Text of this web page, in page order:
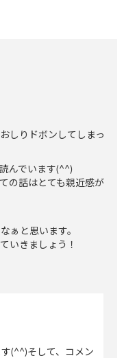
しりドボンしてしまっ
んでいます(^^)
の話はとても親近感が
ぁと思います。
いきましょう！
(^^)そして、コメン